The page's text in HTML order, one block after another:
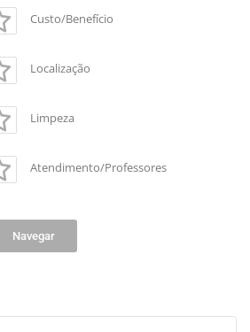
Custo/Benefício
Localização
Limpeza
Atendimento/Professores
Navegar